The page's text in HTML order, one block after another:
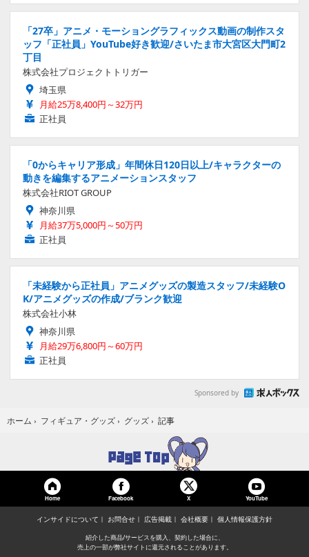
「27卒」アニメ・モーショングラフィックス動画の制作スタ
ッフ「正社員」YouTube好き歓迎/さいたま市大宮区大門町2
丁目
株式会社プロジェクトトリガー
埼玉県
月給25万8,400円～32万円
正社員
「0からキャリア形成」年間休日120日以上/キャラクターの
動きを編集するアニメーションスタッフ
株式会社RIOT GROUP
神奈川県
月給37万5,000円～50万円
正社員
「未経験から正社員」アニメグッズの製造スタッフ/未経験O
K/アニメグッズの作成/ブランク歓迎
株式会社小林
神奈川県
月給29万6,800円～60万円
正社員
Sponsored by
ホーム › フィギュア・グッズ › グッズ › 記事
Home Facebook X YouTube
インサイドについて お問合せ 広告掲載 会社概要 個人情報保護方針
紹介した商品/サービスを購入、契約した場合に、
売上の一部が弊社サイトに還元されることがあります。